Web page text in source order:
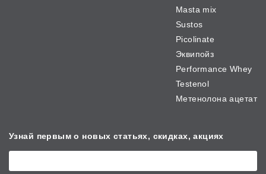
Masta mix
Sustos
Picolinate
Эквипойз
Performance Whey
Testenol
Метенолона ацетат
Узнай первым о новых статьях, скидках, акциях